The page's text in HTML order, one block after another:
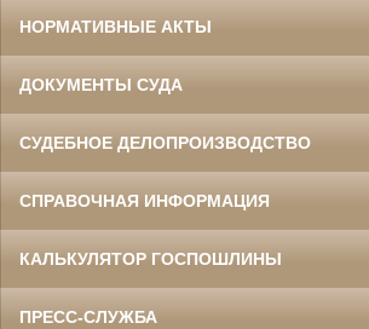
НОРМАТИВНЫЕ АКТЫ
ДОКУМЕНТЫ СУДА
СУДЕБНОЕ ДЕЛОПРОИЗВОДСТВО
СПРАВОЧНАЯ ИНФОРМАЦИЯ
КАЛЬКУЛЯТОР ГОСПОШЛИНЫ
ПРЕСС-СЛУЖБА